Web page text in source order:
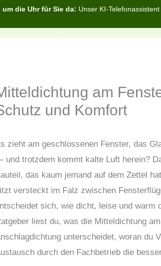
um die Uhr für Sie da: Unser KI-
am
und Komfort
zieht am geschlossenen Fenster, das
und trotzdem kommt kalte Luft herein?
das kaum jemand auf dem Zettel
versteckt im Falz zwischen
sich, wie dicht, leise und warm
liest du, was die Mitteldichtung
unterscheidet, woran du
durch den Fachbetrieb die